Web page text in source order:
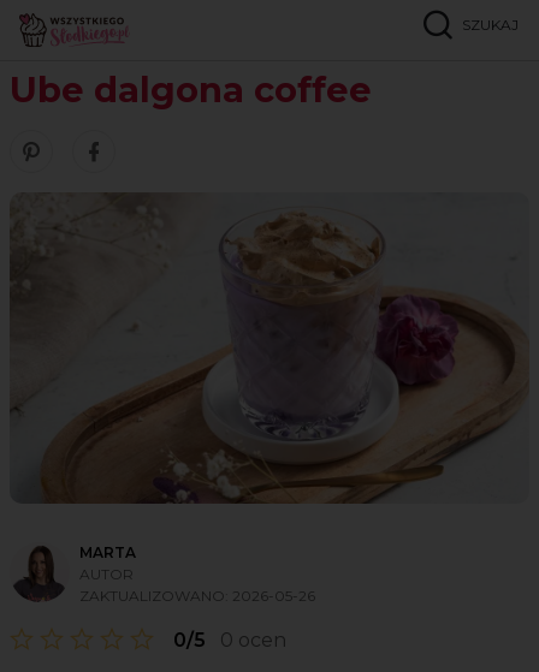
SZUKAJ
Strona główna Ube dalgona coffee
Ube dalgona coffee
Zobacz nasze piny w serwisie Pinterest
Udostępnij ten przepis w serwisie Facebook
MARTA
AUTOR
ZAKTUALIZOWANO: 2026-05-26
0/5 0 ocen